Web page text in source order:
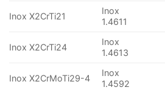
Inox X2CrTi21
Inox
1.4611
Inox X2CrTi24
Inox
1.4613
Inox X2CrMoTi29-4
Inox
1.4592